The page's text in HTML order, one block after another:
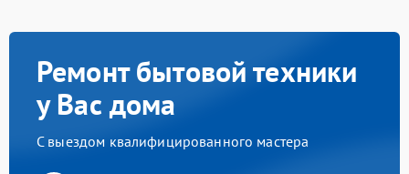
Ремонт бытовой техники
у Вас дома
С выездом квалифицированного мастера